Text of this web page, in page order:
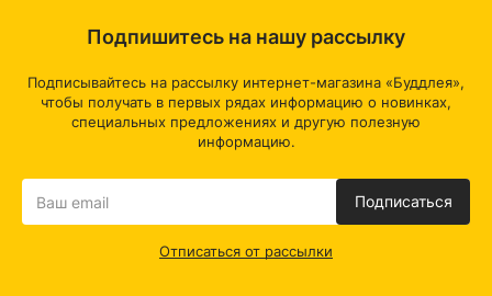
современный дизайн вашего интерьера.
высококачественные материалы, что гарантирует долгий
срок службы наших держателей. Это означает, что вы
можете полагаться на надежность и долговечность
Преимущества наших держателей для туалетной бумаги:
В нашем ассортименте
вы могли выбрать наилучший вариант, соответствующий
Подпишитесь на нашу рассылку
Подписывайтесь на рассылку интернет-магазина «Буддлея»,
чтобы получать в первых рядах информацию о новинках,
специальных предложениях и другую полезную
информацию.
Подписаться
Отписаться от рассылки